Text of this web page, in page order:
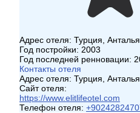
Адрес отеля: Турция,
Год постройки: 2003
Год последней ренновации:
Контакты отеля
Адрес отеля: Турция,
Сайт отеля:
https://www.elitlifeotel.com
Телефон отеля: